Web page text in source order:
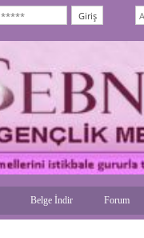
Belge İndir Forum